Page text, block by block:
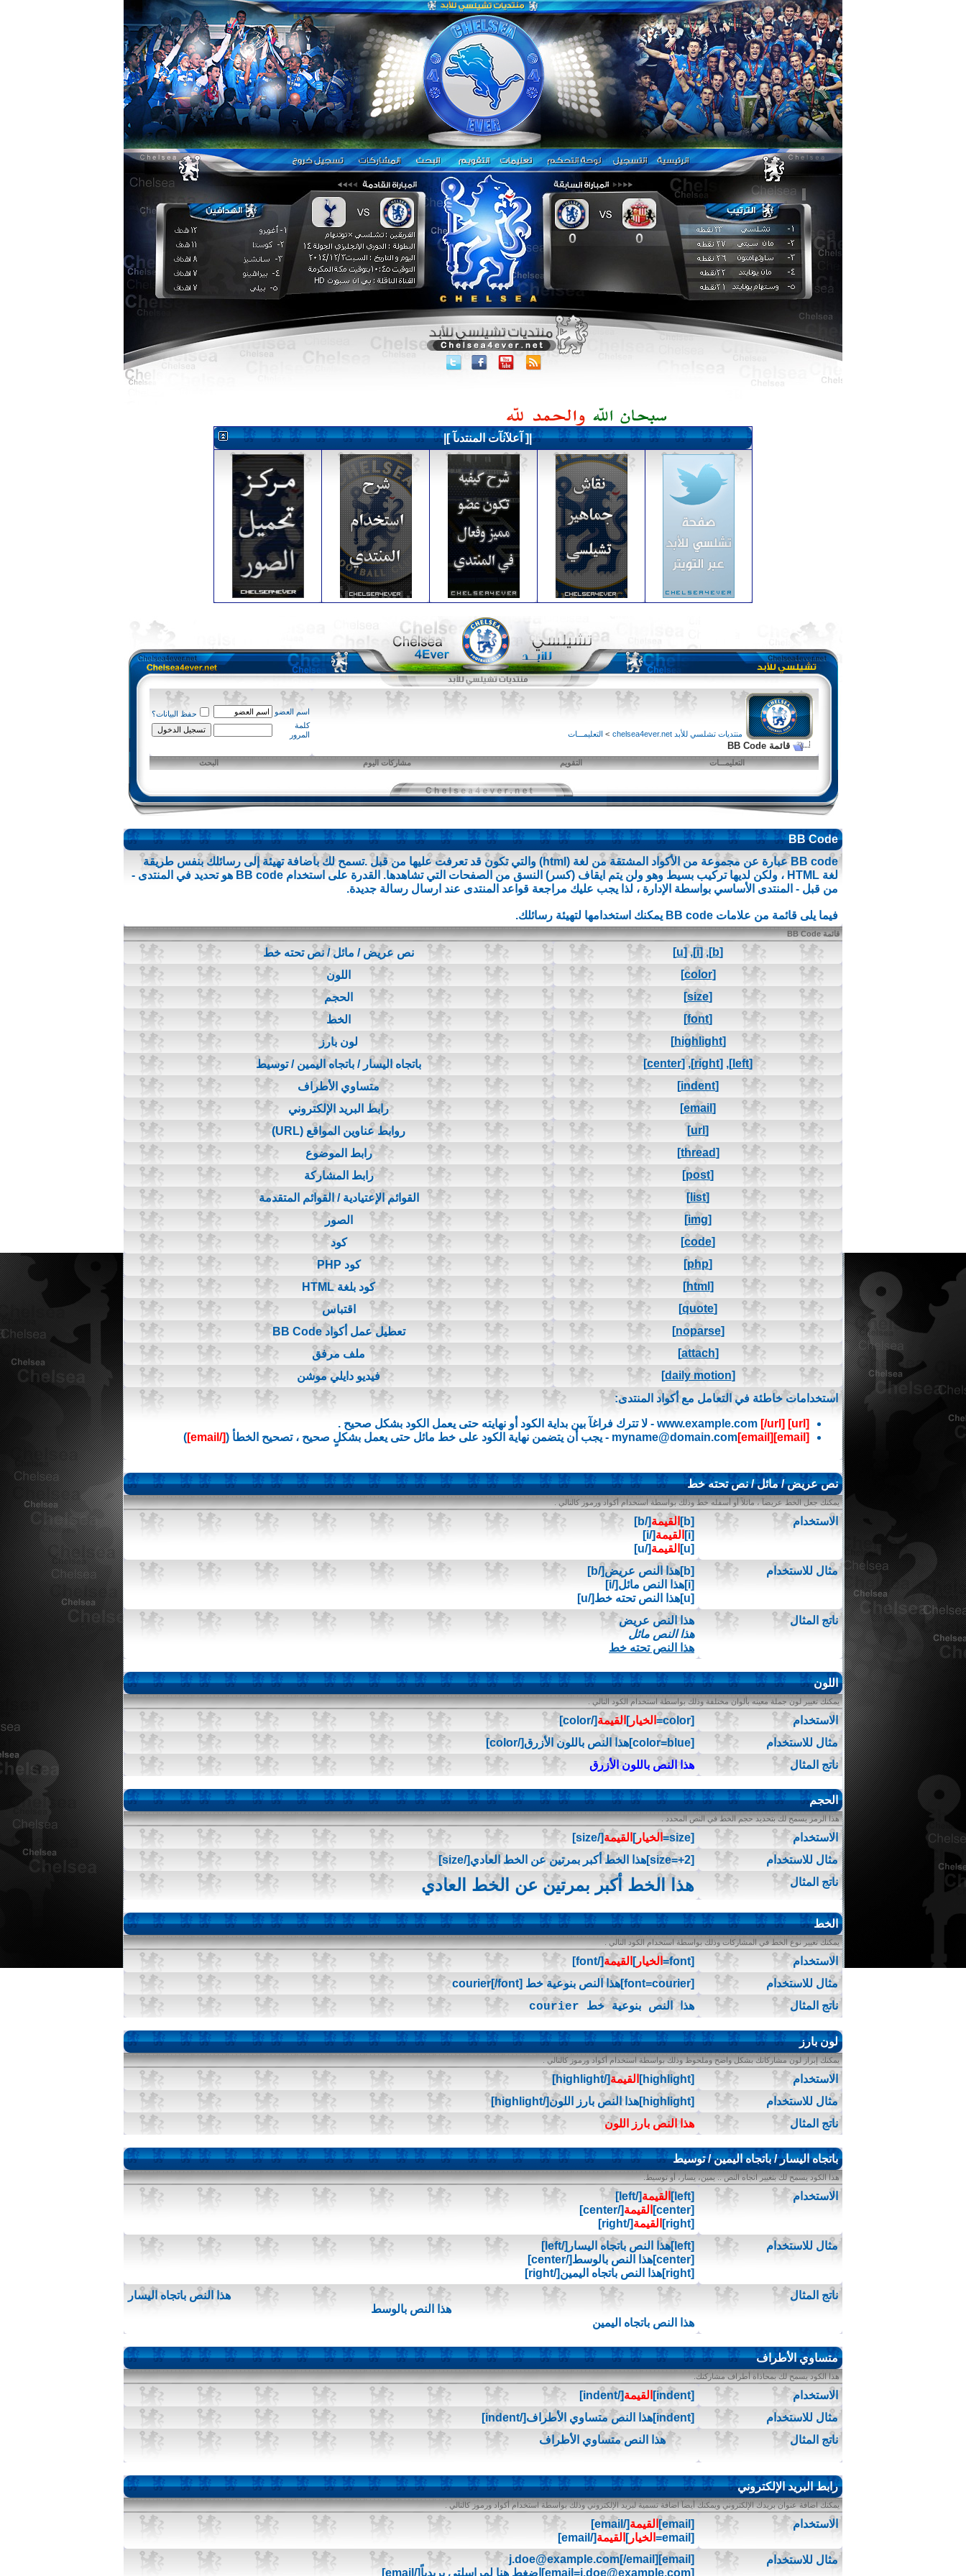
|[ آعلآنآت المنتدىآ ]|
منتديات تشلسي للأبد chelsea4ever.net > التعليمـــات
قائمة BB Code
اسم العضو
حفظ البيانات؟
كلمة
المرور
التعليمـــات التقويم مشاركات اليوم البحث
BB Code
BB code عبارة عن مجموعة من الأكواد المشتقة من لغة (html) والتي تكون قد تعرفت عليها من قبل .تسمح لك باضافة تهيئة إلى رسائلك بنفس طريقة
لغة HTML ، ولكن لديها تركيب بسيط وهو ولن يتم ايقاف (كسر) النسق من الصفحات التي تشاهدها. القدرة على استخدام BB code هو تحديد في المنتدى -
من قبل - المنتدى الأساسي بواسطة الإدارة ، لذا يجب عليك مراجعة قواعد المنتدى عند ارسال رسالة جديدة.
فيما يلى قائمة من علامات BB code يمكنك استخدامها لتهيئة رسائلك.
قائمة BB Code
[b]
,
[i]
,
[u]
نص عريض / مائل / نص تحته خط
[color]
اللون
[size]
الحجم
[font]
الخط
[highlight]
لون بارز
[left]
,
[right]
,
[center]
باتجاه اليسار / باتجاه اليمين / توسيط
[indent]
متساوي الأطراف
[email]
رابط البريد الإلكتروني
[url]
روابط عناوين المواقع (URL)
[thread]
رابط الموضوع
[post]
رابط المشاركة
[list]
القوائم الإعتيادية / القوائم المتقدمة
[img]
الصور
[code]
كود
[php]
كود PHP
[html]
كود بلغة HTML
[quote]
اقتباس
[noparse]
تعطيل عمل أكواد BB Code
[attach]
ملف مرفق
[daily motion]
فيديو دايلي موشن
استخدامات خاطئة في التعامل مع أكواد المنتدى:
[url]
[/url]
- لا تترك فراغآ بين بداية الكود أو نهايته حتى يعمل الكود بشكل صحيح .
[email]
myname@domain.com[email] - يجب أن يتضمن نهاية الكود على خط مائل حتى يعمل بشكلٍ صحيح ، تصحيح الخطأ ([/email]
)
نص عريض / مائل / نص تحته خط
يمكنك جعل الخط عريضآ ، مائلاً أو أسفله خط وذلك بواسطة استخدام أكواد ورموز كالتالي .
الاستخدام [b] القيمة[/b]
[i]
القيمة[/i]
[u]
القيمة[/u]
مثال للاستخدام
[b]هذا النص عريض[/b]
[i]هذا النص مائل[/i]
[u]هذا النص تحته خط[/u]
ناتج المثال
هذا النص عريض
هذا النص مائل
هذا النص تحته خط
اللون
يمكنك تغيير لون جملة معينه بألوان مختلفة وذلك بواسطة استخدام الكود التالي .
الاستخدام [color= الخيار] القيمة[/color]
مثال للاستخدام
[color=blue]هذا النص باللون الأزرق[/color]
ناتج المثال
هذا النص باللون الأزرق
الحجم
هذا الرمز يسمح لك بتحديد حجم الخط في النص المحدد .
الاستخدام [size= الخيار] القيمة[/size]
مثال للاستخدام
[size=+2]هذا الخط أكبر بمرتين عن الخط العادي[/size]
ناتج المثال
هذا الخط أكبر بمرتين عن الخط العادي
الخط
يمكنك تغيير نوع الخط في المشاركات وذلك بواسطة استخدام الكود التالي .
الاستخدام [font= الخيار] القيمة[/font]
مثال للاستخدام
[font=courier]هذا النص بنوعية خط courier[/font]
ناتج المثال
هذا النص بنوعية خط courier
لون بارز
يمكنك إبراز لون مشاركاتك بشكل واضح وملحوظ وذلك بواسطة استخدام أكواد ورموز كالتالي .
الاستخدام [highlight] القيمة[/highlight]
مثال للاستخدام
[highlight]هذا النص بارز اللون[/highlight]
ناتج المثال
هذا النص بارز اللون
باتجاه اليسار / باتجاه اليمين / توسيط
هذا الكود يسمح لك بتغيير اتجاه النص .. يمين، يسار، أو توسيط.
الاستخدام [left] القيمة[/left]
[center]
القيمة[/center]
[right]
القيمة[/right]
مثال للاستخدام
[left]هذا النص باتجاه اليسار[/left]
[center]هذا النص بالوسط[/center]
[right]هذا النص باتجاه اليمين[/right]
ناتج المثال
هذا النص باتجاه اليسار
هذا النص بالوسط
هذا النص باتجاه اليمين
متساوي الأطراف
هذا الكود يسمح لك بمحاذاة أطراف مشاركتك.
الاستخدام [indent] القيمة[/indent]
مثال للاستخدام
[indent]هذا النص متساوي الأطراف[/indent]
ناتج المثال
هذا النص متساوي الأطراف
رابط البريد الإلكتروني
يمكنك اضافة عنوان بريدك الإلكتروني ويمكنك أيضآ اضافة تسمية لبريد الإلكتروني وذلك بواسطة استخدام أكواد ورموز كالتالي .
الاستخدام [email] القيمة[/email]
[email=
الخيار] القيمة[/email]
مثال للاستخدام
[email]j.doe@example.com[/email]
[email=j.doe@example.com]اضغط هنا لمراسلتي بريدياً[/email]